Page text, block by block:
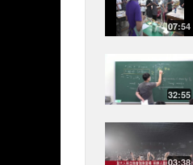
07:54
32:55
03:38